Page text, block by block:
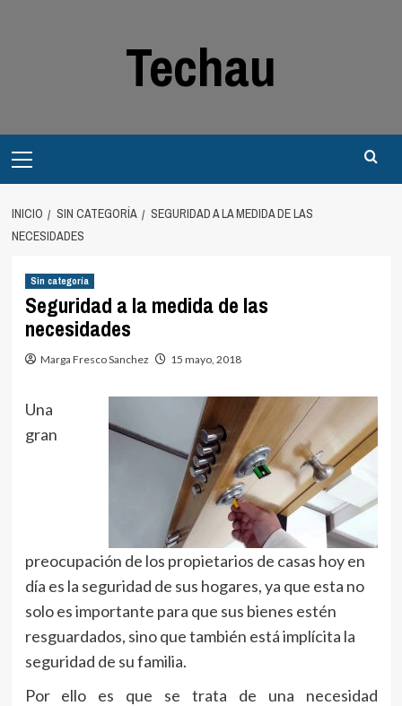
Techau
principal
INICIO SIN CATEGORÍA
SEGURIDAD A LA MEDIDA DE LAS
NECESIDADES
Sin categoría
Seguridad a la medida de las
necesidades
Marga Fresco Sanchez 15 mayo, 2018
Una
gran
preocupación de los propietarios de casas hoy en
día es la seguridad de sus hogares, ya que esta no
solo es importante para que sus bienes estén
resguardados, sino que también está implícita la
seguridad de su familia.
Por ello es que se trata de una necesidad